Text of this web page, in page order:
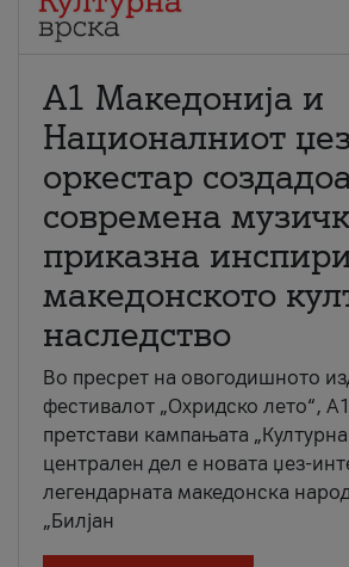
А1 Македонија и
Националниот џез
оркестар
современа
приказна
македонското
наследство
Во пресрет на овогодишното
фестивалот „Охридско лето“,
претстави кампањата „Културна
централен дел е новата џез-
легендарната македонска
„Билјан